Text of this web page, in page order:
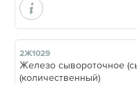
2Ж1029
Железо сывороточное
(количественный)